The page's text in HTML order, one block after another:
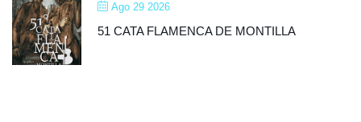
Ago 29 2026
51 CATA FLAMENCA DE MONTILLA